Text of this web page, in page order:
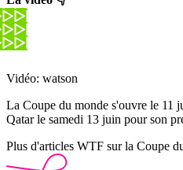
Vidéo: watson
La Coupe du monde s'ouvre le 11
Qatar le samedi 13 juin pour son
Plus d'articles WTF sur la Coupe